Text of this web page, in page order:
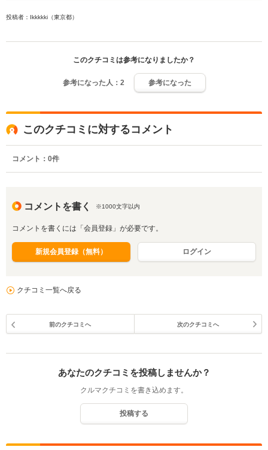
投稿者：Ikkkkki（東京都）
このクチコミは参考になりましたか？
参考になった人： 2 参考になった
このクチコミに対するコメント
コメント： 0件
コメントを書く ※1000文字以内
コメントを書くには「会員登録」が必要です。
新規会員登録（無料） ログイン
クチコミ一覧へ戻る
前のクチコミへ 次のクチコミへ
あなたのクチコミを投稿しませんか？
クルマクチコミを書き込めます。
投稿する